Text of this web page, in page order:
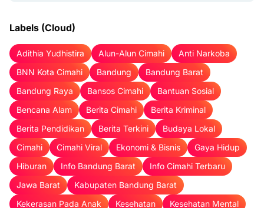
Labels (Cloud)
Adithia Yudhistira Alun-Alun Cimahi
Anti Narkoba
BNN Kota Cimahi
Bandung
Bandung Barat
Bandung Raya
Bansos Cimahi
Bantuan Sosial
Bencana Alam
Berita Cimahi
Berita Kriminal
Berita Pendidikan
Berita Terkini
Budaya Lokal
Cimahi
Cimahi Viral Ekonomi & Bisnis
Gaya Hidup
Hiburan
Info Bandung Barat
Info Cimahi Terbaru
Jawa Barat
Kabupaten Bandung Barat
Kekerasan Pada Anak
Kesehatan
Kesehatan Mental